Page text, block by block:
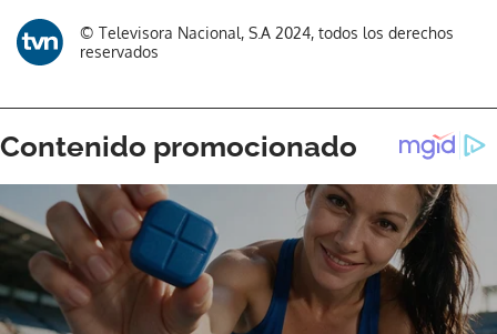
© Televisora Nacional, S.A 2024, todos los derechos
reservados